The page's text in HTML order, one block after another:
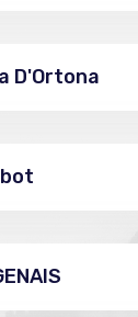
D'Ortona